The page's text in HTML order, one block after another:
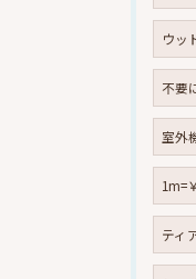
ウッ
不要
室外
1m=
ティ